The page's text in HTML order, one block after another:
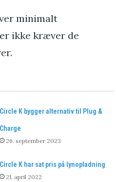
minimalt
ikke kræver de
Circle K bygger alternativ til Plug &
Charge
26. september 2023
Circle K har sat pris på lynopladning
21. april 2022